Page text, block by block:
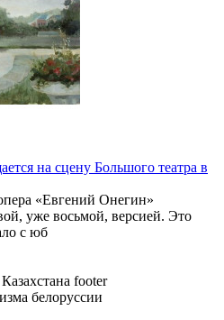
на сцену Большого театра в
«Евгений Онегин»
уже восьмой, версией. Это
с юб
белоруссии